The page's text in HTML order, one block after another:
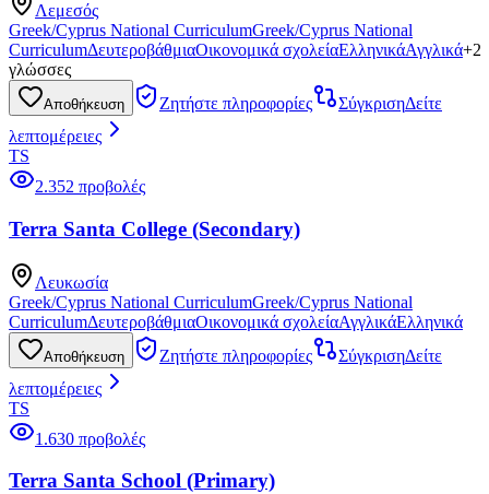
Λεμεσός
Greek/Cyprus National CurriculumGreek/Cyprus National
CurriculumΔευτεροβάθμιαΟικονομικά σχολείαΕλληνικάΑγγλικά+2
γλώσσες
Αποθήκευση Ζητήστε πληροφορίες ΣύγκρισηΔείτε
λεπτομέρειες
TS
2.352 προβολές
Terra Santa College (Secondary)
Λευκωσία
Greek/Cyprus National CurriculumGreek/Cyprus National
CurriculumΔευτεροβάθμιαΟικονομικά σχολείαΑγγλικάΕλληνικά
Αποθήκευση Ζητήστε πληροφορίες ΣύγκρισηΔείτε
λεπτομέρειες
TS
1.630 προβολές
Terra Santa School (Primary)